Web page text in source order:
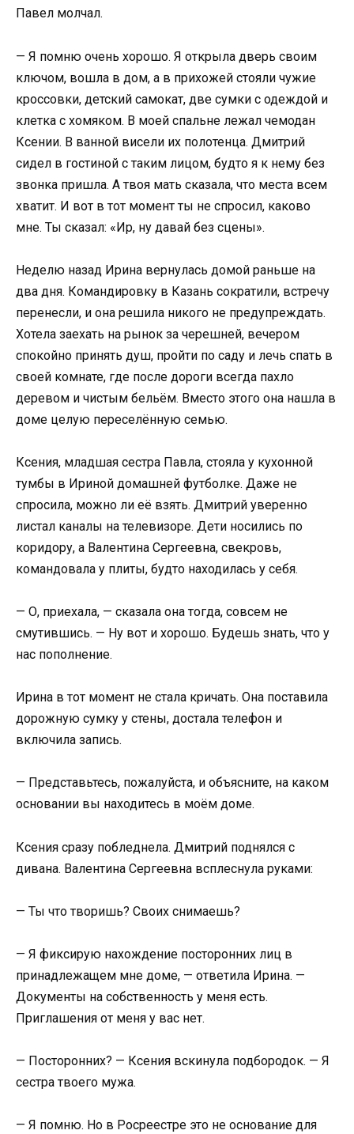
Павел молчал.
— Я помню очень хорошо. Я открыла дверь своим
ключом, вошла в дом, а в прихожей стояли чужие
кроссовки, детский самокат, две сумки с одеждой и
клетка с хомяком. В моей спальне лежал чемодан
Ксении. В ванной висели их полотенца. Дмитрий
сидел в гостиной с таким лицом, будто я к нему без
звонка пришла. А твоя мать сказала, что места всем
хватит. И вот в тот момент ты не спросил, каково
мне. Ты сказал: «Ир, ну давай без сцены».
Неделю назад Ирина вернулась домой раньше на
два дня. Командировку в Казань сократили, встречу
перенесли, и она решила никого не предупреждать.
Хотела заехать на рынок за черешней, вечером
спокойно принять душ, пройти по саду и лечь спать в
своей комнате, где после дороги всегда пахло
деревом и чистым бельём. Вместо этого она нашла в
доме целую переселённую семью.
Ксения, младшая сестра Павла, стояла у кухонной
тумбы в Ириной домашней футболке. Даже не
спросила, можно ли её взять. Дмитрий уверенно
листал каналы на телевизоре. Дети носились по
коридору, а Валентина Сергеевна, свекровь,
командовала у плиты, будто находилась у себя.
— О, приехала, — сказала она тогда, совсем не
смутившись. — Ну вот и хорошо. Будешь знать, что у
нас пополнение.
Ирина в тот момент не стала кричать. Она поставила
дорожную сумку у стены, достала телефон и
включила запись.
— Представьтесь, пожалуйста, и объясните, на каком
основании вы находитесь в моём доме.
Ксения сразу побледнела. Дмитрий поднялся с
дивана. Валентина Сергеевна всплеснула руками:
— Ты что творишь? Своих снимаешь?
— Я фиксирую нахождение посторонних лиц в
принадлежащем мне доме, — ответила Ирина. —
Документы на собственность у меня есть.
Приглашения от меня у вас нет.
— Посторонних? — Ксения вскинула подбородок. — Я
сестра твоего мужа.
— Я помню. Но в Росреестре это не основание для